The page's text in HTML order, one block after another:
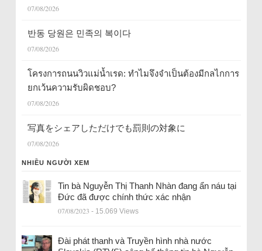
07/08/2026
반동 당원은 민족의 복이다
07/08/2026
โครงการถนนวิวแม่น้ำเรด: ทำไมจึงจำเป็นต้องมีกลไกการ
ยกเว้นความรับผิดชอบ?
07/08/2026
写真をシェアしただけでも罰則の対象に
07/08/2026
NHIỀU NGƯỜI XEM
Tin bà Nguyễn Thị Thanh Nhàn đang ẩn náu tại
Đức đã được chính thức xác nhận
07/08/2023 - 15.069 Views
Đài phát thanh và Truyền hình nhà nước